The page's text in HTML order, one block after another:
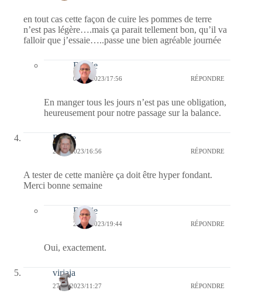
en tout cas cette façon de cuire les pommes de terre
n’est pas légère….mais ça parait tellement bon, qu’il va
falloir que j’essaie…..passe une bien agréable journée
Bernie
01/03/2023/17:56 RÉPONDRE
En manger tous les jours n’est pas une obligation,
heureusement pour notre passage sur la balance.
Renée
27/02/2023/16:56 RÉPONDRE
A tester de cette manière ça doit être hyper fondant.
Merci bonne semaine
Bernie
27/02/2023/19:44 RÉPONDRE
Oui, exactement.
virjaja
27/02/2023/11:27 RÉPONDRE